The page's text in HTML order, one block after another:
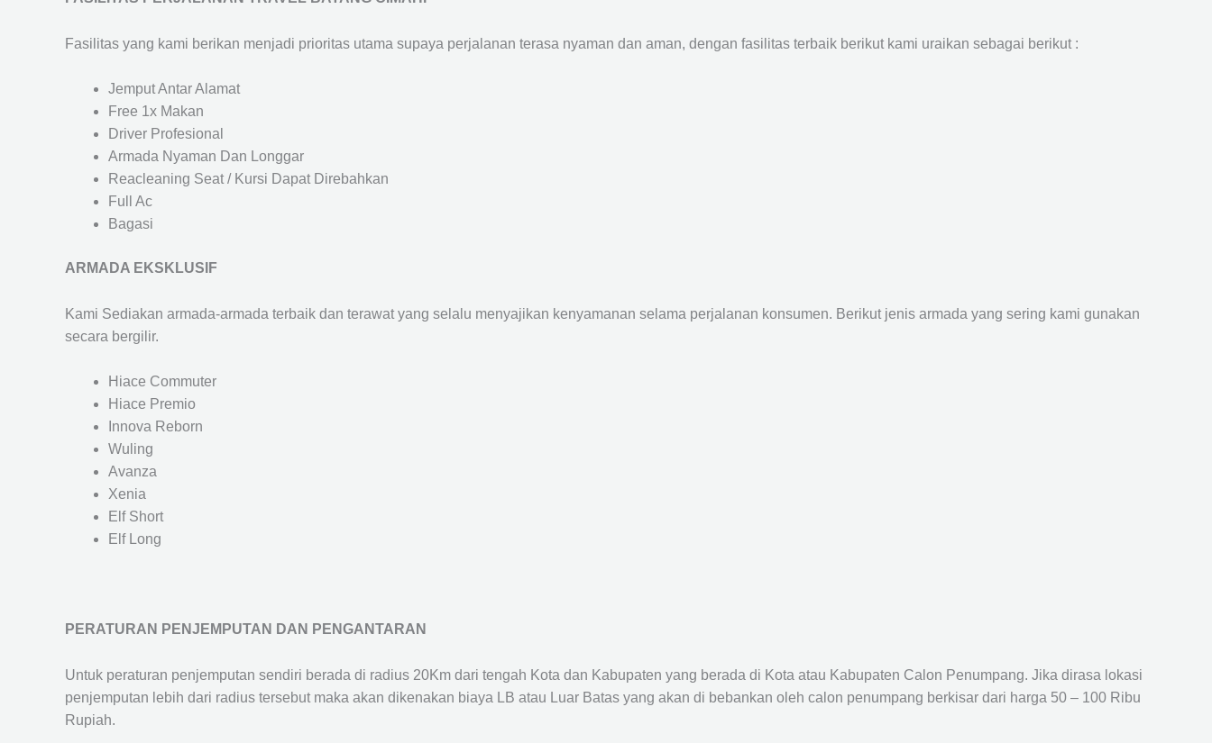
Fasilitas yang kami berikan menjadi prioritas utama supaya perjalanan terasa nyaman dan aman, dengan fasilitas terbaik berikut kami uraikan sebagai berikut :
Jemput Antar Alamat
Free 1x Makan
Driver Profesional
Armada Nyaman Dan Longgar
Reacleaning Seat / Kursi Dapat Direbahkan
Full Ac
Bagasi
ARMADA EKSKLUSIF
Kami Sediakan armada-armada terbaik dan terawat yang selalu menyajikan kenyamanan selama perjalanan konsumen. Berikut jenis armada yang sering kami gunakan
secara bergilir.
Hiace Commuter
Hiace Premio
Innova Reborn
Wuling
Avanza
Xenia
Elf Short
Elf Long
PERATURAN PENJEMPUTAN DAN PENGANTARAN
Untuk peraturan penjemputan sendiri berada di radius 20Km dari tengah Kota dan Kabupaten yang berada di Kota atau Kabupaten Calon Penumpang. Jika dirasa lokasi
penjemputan lebih dari radius tersebut maka akan dikenakan biaya LB atau Luar Batas yang akan di bebankan oleh calon penumpang berkisar dari harga 50 – 100 Ribu
Rupiah.